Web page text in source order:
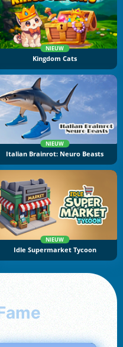
NIEUW
Kingdom Cats
NIEUW
Italian Brainrot: Neuro Beasts
NIEUW
Idle Supermarket Tycoon